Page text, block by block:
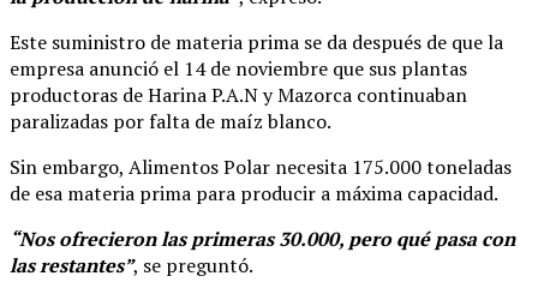
Este suministro de materia prima se da después de que la
empresa anunció el 14 de noviembre que sus plantas
productoras de Harina P.A.N y Mazorca continuaban
paralizadas por falta de maíz blanco.
Sin embargo, Alimentos Polar necesita 175.000 toneladas
de esa materia prima para producir a máxima capacidad.
“Nos ofrecieron las primeras 30.000, pero qué pasa con
las restantes”, se preguntó.